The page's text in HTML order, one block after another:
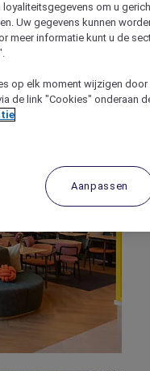
loyaliteitsgegevens om u
Uw gegevens kunnen
meer informatie kunt u de
op elk moment wijzigen
de link "Cookies" onderaan
Aanpassen